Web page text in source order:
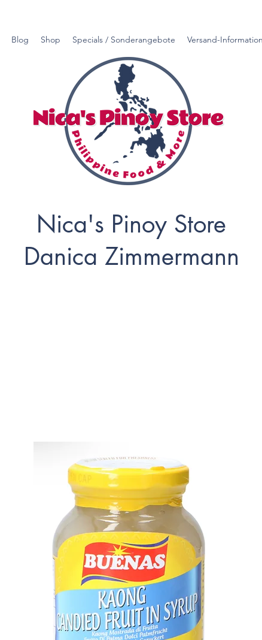
Blog Shop Specials / Sonderangebote Versand-
Nica's Pinoy Store
Danica Zimmermann